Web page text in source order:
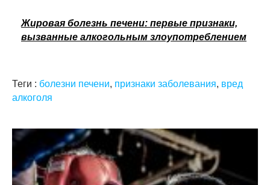
Жировая болезнь печени: первые признаки,
вызванные алкогольным злоупотреблением
Теги : болезни печени, признаки заболевания, вред
алкоголя